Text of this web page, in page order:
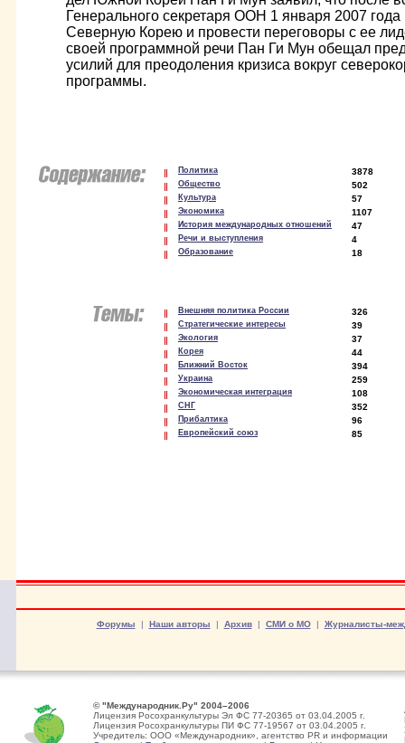
Генерального секретаря ООН 1 января 2007 года
Северную Корею и провести переговоры с ее
своей программной речи Пан Ги Мун обещал
усилий для преодоления кризиса вокруг
программы.
Политика 3878
Общество 502
Культура 57
Экономика 1107
История международных отношений 47
Речи и выступления 4
Образование 18
Внешняя политика России 326
Стратегические интересы 39
Экология 37
Корея 44
Ближний Восток 394
Украина 259
Экономическая интеграция 108
СНГ 352
Прибалтика 96
Европейский союз 85
Форумы | Наши авторы | Архив| СМИ о МО| Журналисты-
© "Международник.Ру" 2004–2006
Лицензия Росохранкультуры Эл ФС 77-20365 от 03.04.2005 г.
Лицензия Росохранкультуры ПИ ФС 77-19567 от 03.04.2005 г.
Учредитель: ООО «Международник», агентство PR и информации